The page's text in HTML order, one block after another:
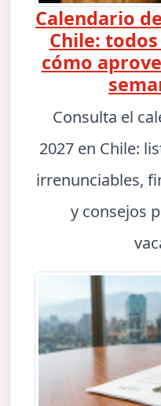
Calendario
Chile:
cómo
Consulta el
2027 en Chile:
irrenunciables,
y consejos